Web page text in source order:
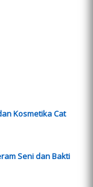
Kosmetika Cat
Seni dan Bakti